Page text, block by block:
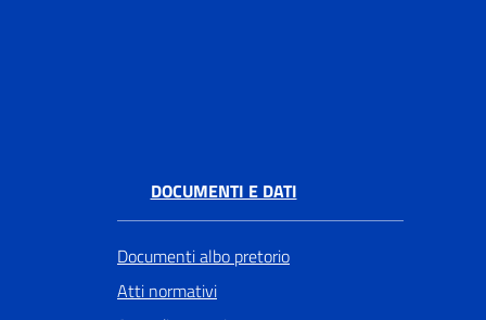
DOCUMENTI E DATI
Documenti albo pretorio
Atti normativi